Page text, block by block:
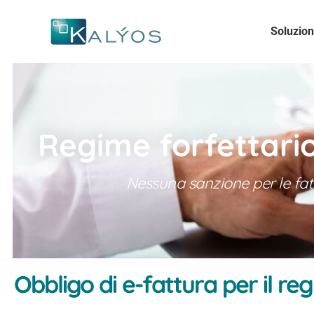
Regime
Nessuna sanzione per le
Obbligo di e-fattura per il